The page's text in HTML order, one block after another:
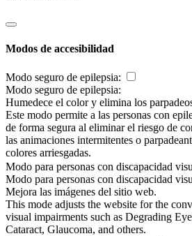
Modos de accesibilidad
Modo seguro de epilepsia:
Modo seguro de epilepsia:
Humedece el color y elimina los
Este modo permite a las personas con
de forma segura al eliminar el riesgo de
las animaciones intermitentes o
colores arriesgadas.
Modo para personas con discapacidad
Modo para personas con discapacidad
Mejora las imágenes del sitio web.
This mode adjusts the website for the
visual impairments such as Degrading
Cataract, Glaucoma, and others.